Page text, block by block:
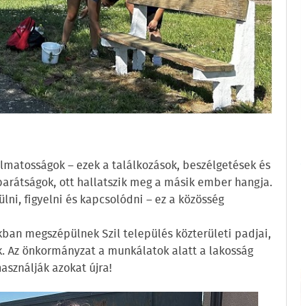
– ezek a találkozások, beszélgetések és
ott hallatszik meg a másik ember hangja.
figyelni és kapcsolódni – ez a közösség
megszépülnek Szil település közterületi padjai,
önkormányzat a munkálatok alatt a lakosság
azokat újra!